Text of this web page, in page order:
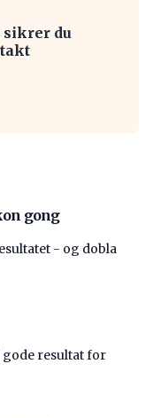
sikrer du
gong
- og dobla
gode resultat for